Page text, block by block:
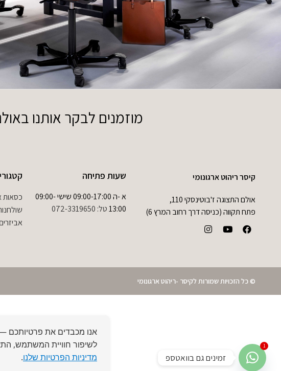
לשיפור חוויית המשתמש,
מדיניות הפרטיות שלנו.
מוזמנים לבקר אותנו באולם
קיסר ריהוט ארגונומי
אולם התצוגה ז'בוטינסקי 110,
פתח תקווה (כניסה דרך רחוב המרץ 6)
שעות פתיחה
א -ה 09:00-17:00 שישי 09:00-
13:00 טל: 072-3319650
כסאות
© כל הזכויות שמורות לקיסר -ריהוט ארגונומי
1
זמינים גם בוואטספ